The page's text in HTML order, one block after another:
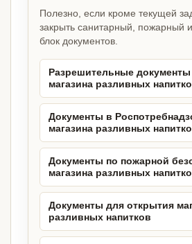
Полезно, если кроме текущей
закрыть санитарный, пожарный
блок документов.
Разрешительные
магазина разливных
Документы в
магазина разливных
Документы по пожарной
магазина разливных
Документы для открытия
разливных напитков